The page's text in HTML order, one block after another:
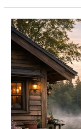
Urlaubsplanung
leicht
gemacht:
So
finden
Sie
das
perfekte
Reiseziel